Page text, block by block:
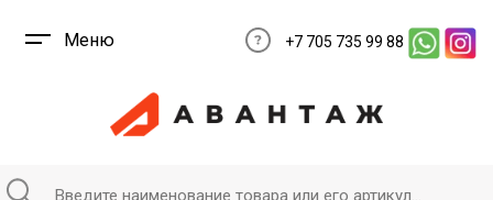
Меню +7 705 735 99 88